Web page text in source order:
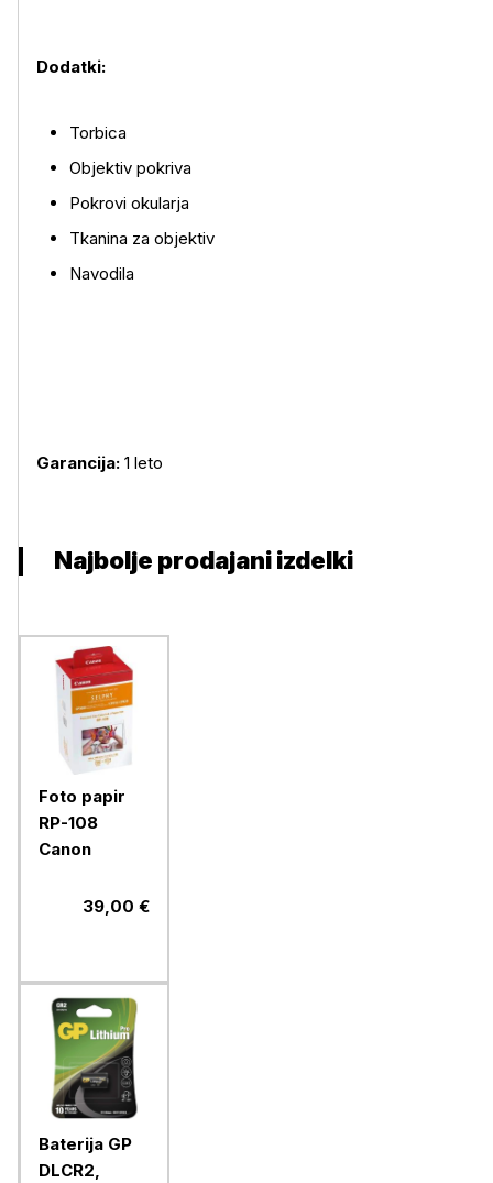
Dodatki:
Torbica
Objektiv pokriva
Pokrovi okularja
Tkanina za objektiv
Navodila
Garancija: 1 leto
Najbolje prodajani izdelki
Foto papir
RP-108
Canon
39,00 €
Baterija GP
DLCR2,